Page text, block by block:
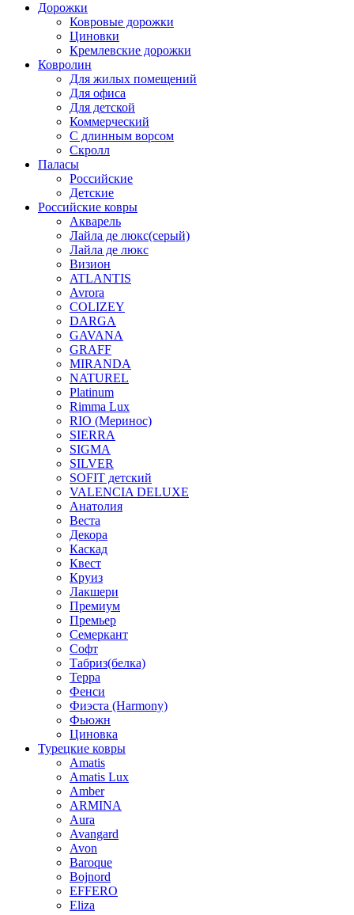
Дорожки
Ковровые дорожки
Циновки
Кремлевские дорожки
Ковролин
Для жилых помещений
Для офиса
Для детской
Коммерческий
С длинным ворсом
Скролл
Паласы
Российские
Детские
Российские ковры
Акварель
Лайла де люкс(серый)
Лайла де люкс
Визион
ATLANTIS
Avrora
COLIZEY
DARGA
GAVANA
GRAFF
MIRANDA
NATUREL
Platinum
Rimma Lux
RIO (Меринос)
SIERRA
SIGMA
SILVER
SOFIT детский
VALENCIA DELUXE
Анатолия
Веста
Декора
Каскад
Квест
Круиз
Лакшери
Премиум
Премьер
Семеркант
Софт
Табриз(белка)
Терра
Фенси
Фиэста (Harmony)
Фьюжн
Циновка
Турецкие ковры
Amatis
Amatis Lux
Amber
ARMINA
Aura
Avangard
Avon
Baroque
Bojnord
EFFERO
Eliza